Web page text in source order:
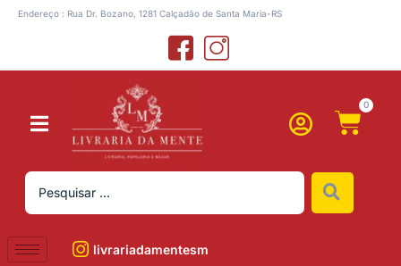
Endereço : Rua Dr. Bozano, 1281 Calçadão de Santa Maria-RS
0
livrariadamentesm